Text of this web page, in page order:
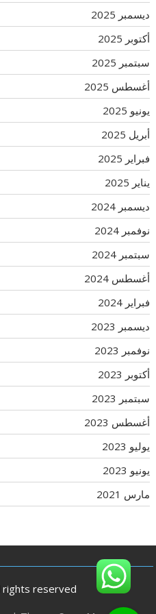
ديسمبر 2025
أكتوبر 2025
سبتمبر 2025
أغسطس 2025
يونيو 2025
أبريل 2025
فبراير 2025
يناير 2025
ديسمبر 2024
نوفمبر 2024
سبتمبر 2024
أغسطس 2024
فبراير 2024
ديسمبر 2023
نوفمبر 2023
أكتوبر 2023
سبتمبر 2023
أغسطس 2023
يوليو 2023
يونيو 2023
مارس 2021
reserved